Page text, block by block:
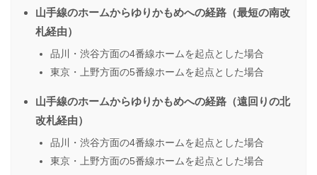
山手線のホームからゆりかもめへの経路（最短の南改
札経由）
品川・渋谷方面の4番線ホームを起点とした場合
東京・上野方面の5番線ホームを起点とした場合
山手線のホームからゆりかもめへの経路（遠回りの北
改札経由）
品川・渋谷方面の4番線ホームを起点とした場合
東京・上野方面の5番線ホームを起点とした場合